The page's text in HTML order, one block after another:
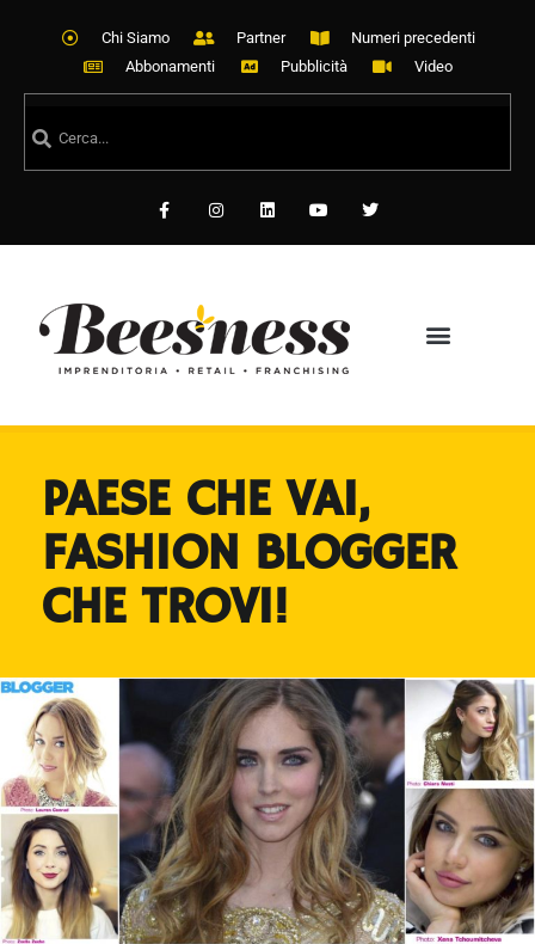
Chi Siamo Partner
Numeri precedenti
Abbonamenti
Pubblicità Video
PAESE CHE VAI,
FASHION BLOGGER
CHE TROVI!